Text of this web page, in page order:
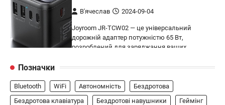
В'ячеслав 2024-09-04
Joyroom JR-TCW02 — це універсальний
дорожній адаптер потужністю 65 Вт,
розроблений для заряджання ваших
Бездротовий контролер 8BitDo Lite
SE 2.4G для Xbox
Позначки
Bluetooth WiFi Автономність
Бездротова
Бездротова клавіатура
Бездротові навушники
Геймінг